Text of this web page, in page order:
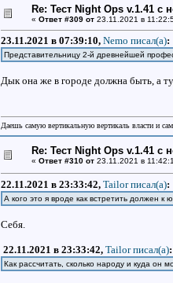
Re: Тест Night Ops v.1.41 с
« Ответ #309 от23.11.2021 в
23.11.2021 в 07:39:10, Nemo писал(a):
Представительницу 2-й древнейшей
Дык она же в городе должна быть, а
Даешь самую вертикальную вертикаль власти и
Re: Тест Night Ops v.1.41 с
« Ответ #310 от23.11.2021 в
22.11.2021 в 23:33:42, Tailor писал(a):
А кого это я вроде как встретить должен к
Себя.
22.11.2021 в 23:33:42, Tailor писал(a):
Как рассчитать, сколько народу и куда он